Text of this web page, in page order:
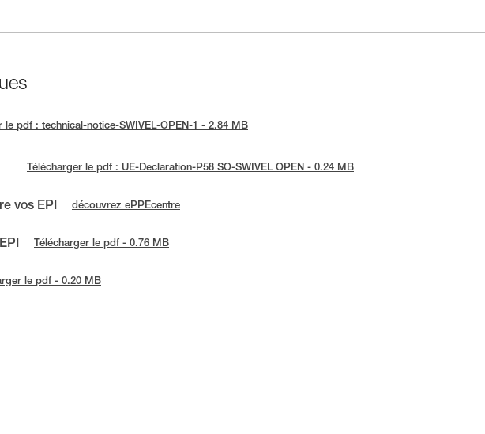
le pdf : technical-notice-SWIVEL-OPEN-1 - 2.84 MB
Télécharger le pdf : UE-Declaration-P58 SO-SWIVEL OPEN - 0.24 MB
vos EPI découvrez ePPEcentre
Télécharger le pdf - 0.76 MB
le pdf - 0.20 MB